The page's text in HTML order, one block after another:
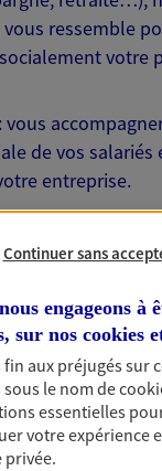
ressemble
votre
vous
de vos salariés
entreprise.
!
Continuer sans
engageons à
sur nos cookies
aux préjugés sur
le nom de
essentielles
votre expérience
privée.